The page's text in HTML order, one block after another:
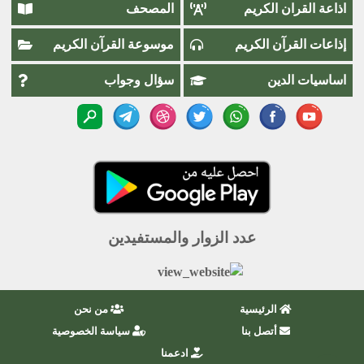
اذاعة القران الكريم المصحف
إذاعات القرآن الكريم موسوعة القرآن الكريم
اساسيات الدين سؤال وجواب
عدد الزوار والمستفيدين
الرئيسية
من نحن
أتصل بنا
سياسة الخصوصية
ادعمنا